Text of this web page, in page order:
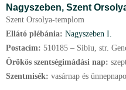
Nagyszeben, Szent
Szent Orsolya-templom
Ellátó plébánia: Nagyszeben I.
Postacím: 510185 – Sibiu, str.
Örökös szentségimádási nap:
Szentmisék: vasárnap és